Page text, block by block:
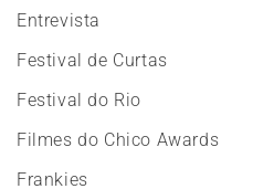
Entrevista
Festival de Curtas
Festival do Rio
Filmes do Chico Awards
Frankies